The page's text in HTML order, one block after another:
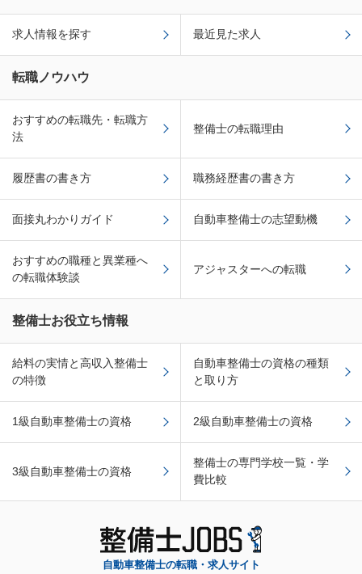
求人情報を探す 最近見た求人
転職ノウハウ
おすすめの転職先・転職方
法
整備士の転職理由
履歴書の書き方 職務経歴書の書き方
面接丸わかりガイド 自動車整備士の志望動機
おすすめの職種と異業種へ
の転職体験談
アジャスターへの転職
整備士お役立ち情報
給料の実情と高収入整備士
の特徴
自動車整備士の資格の種類
と取り方
1級自動車整備士の資格 2級自動車整備士の資格
3級自動車整備士の資格
整備士の専門学校一覧・学
費比較
自動車整備士の転職・求人サイト